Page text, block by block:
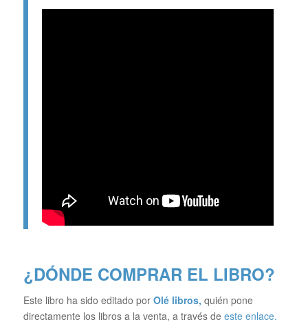
¿DÓNDE COMPRAR EL LIBRO?
Este libro ha sido editado por Olé libros, quién pone
directamente los libros a la venta, a través de este enlace.